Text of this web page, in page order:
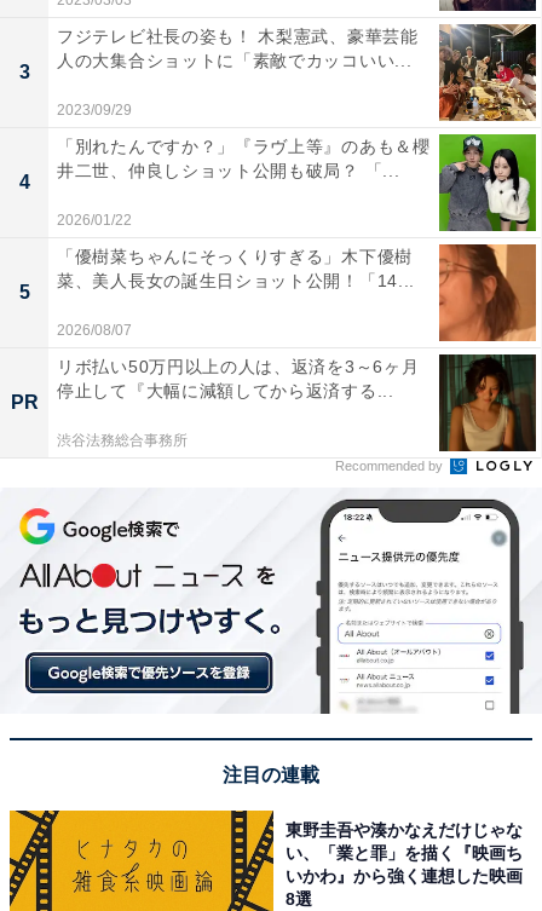
3
フジテレビ社長の姿も！ 木梨憲武、豪華芸能
人の大集合ショットに「素敵でカッコいい...
2023/09/29
4
「別れたんですか？」『ラヴ上等』のあも＆櫻
井二世、仲良しショット公開も破局？ 「...
2026/01/22
5
「優樹菜ちゃんにそっくりすぎる」木下優樹
菜、美人長女の誕生日ショット公開！「14...
2026/08/07
PR
リボ払い50万円以上の人は、返済を3～6ヶ月
停止して『大幅に減額してから返済する...
渋谷法務総合事務所
Recommended by
注目の連載
東野圭吾や湊かなえだけじゃな
い、「業と罪」を描く『映画ち
いかわ』から強く連想した映画
8選